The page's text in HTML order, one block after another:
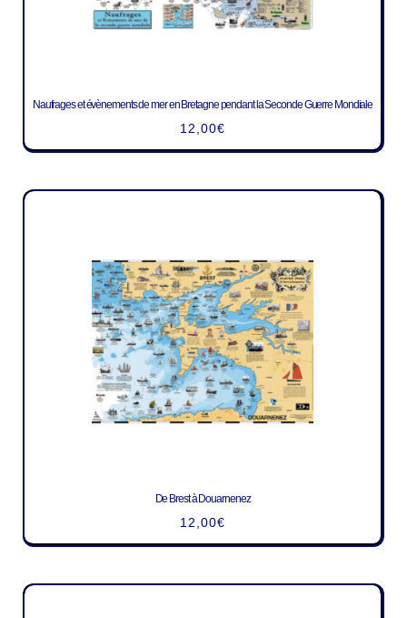
Naufrages et évènements de mer en Bretagne pendant la Seconde Guerre Mondiale
12,00€
De Brest à Douarnenez
12,00€